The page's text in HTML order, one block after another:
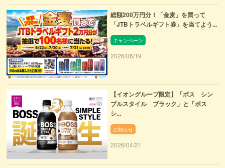
総額200万円分！「金麦」を買って
「JTBトラベルギフト券」を当てよう...
キャンペーン
2026/06/19
【イオングループ限定】「ボス シン
プルスタイル ブラック」と「ボス
シ...
お知らせ
2026/04/21